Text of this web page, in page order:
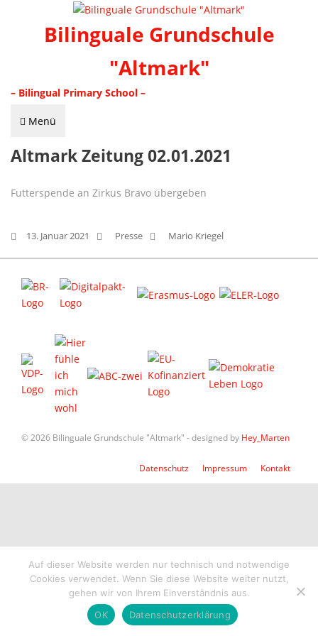
Bilinguale Grundschule
"Altmark"
– Bilingual Primary School –
Menü
Altmark Zeitung 02.01.2021
Futterspende an Zirkus Bravo übergeben
13. Januar 2021 Presse Mario Kriegel
© 2026 Bilinguale Grundschule "Altmark" - designed by Hey_Marten
Datenschutz Impressum Kontakt
Auf dieser Website werden nur technisch und notwendige
Cookies verwendet. Wenn Sie diese Website weiter nutzt,
gehen wir von Ihrem Einverständnis aus.
OK
Datenschutzerklärung